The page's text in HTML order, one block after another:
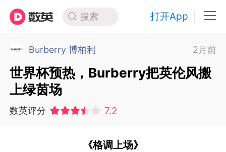
搜索 打开App
Burberry 博柏利 2月前
世界杯预热，Burberry把英伦风搬
上绿茵场
数英评分 7.2
《格调上场》